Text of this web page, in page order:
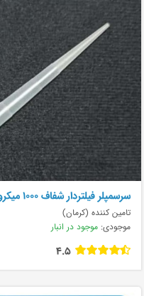
سرسمپلر فیلتردار شفاف 1000 میکرولیتری پایه 100 می
تامین کننده (کرمان)
موجودی: موجود در انبار
4.5